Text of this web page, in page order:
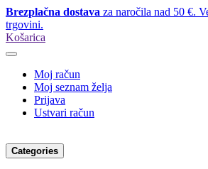
Brezplačna dostava za naročila nad 50 €.
trgovini.
Košarica
Moj račun
Moj seznam želja
Prijava
Ustvari račun
Categories